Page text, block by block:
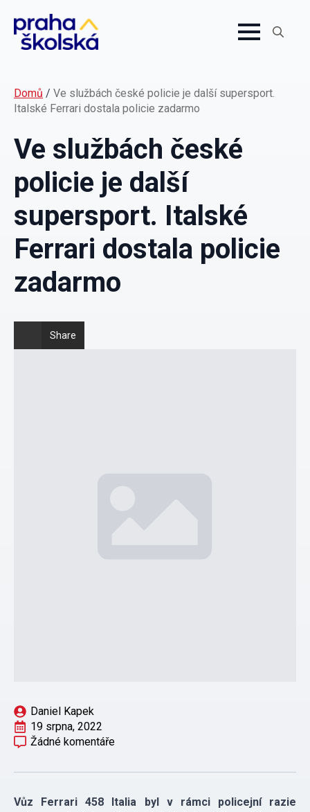
Domů / Ve službách české policie je další supersport.
Italské Ferrari dostala policie zadarmo
Ve službách české
policie je další
supersport. Italské
Ferrari dostala policie
zadarmo
Share
Daniel Kapek
19 srpna, 2022
Žádné komentáře
Vůz Ferrari 458 Italia byl v rámci policejní razie